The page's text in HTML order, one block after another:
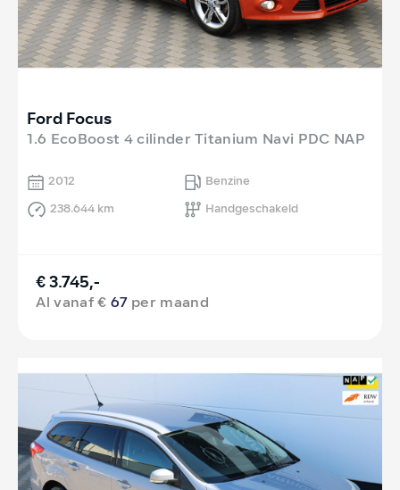
Ford Focus
1.6 EcoBoost 4 cilinder Titanium Navi PDC NAP
2012
Benzine
238.644 km
Handgeschakeld
€ 3.745,-
Al vanaf €67 per maand